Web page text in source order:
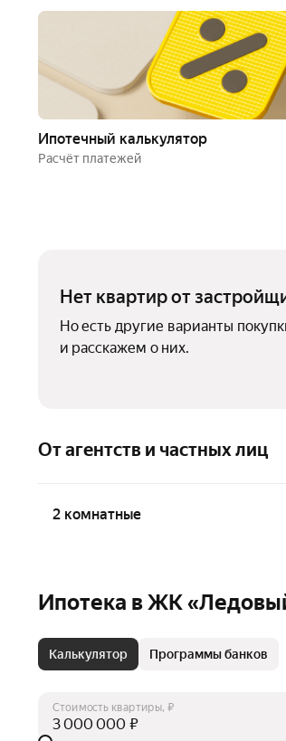
Ипотечный калькулятор
Расчёт платежей
Нет квартир от
Но есть другие варианты
и расскажем о них.
От агентств и частных лиц
2 комнатные
Ипотека в ЖК
Калькулятор Программы банков
Стоимость квартиры, ₽
₽